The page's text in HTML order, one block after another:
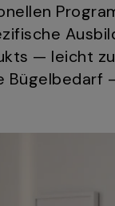
— leicht